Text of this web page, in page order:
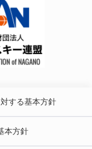
する基本方針
本方針